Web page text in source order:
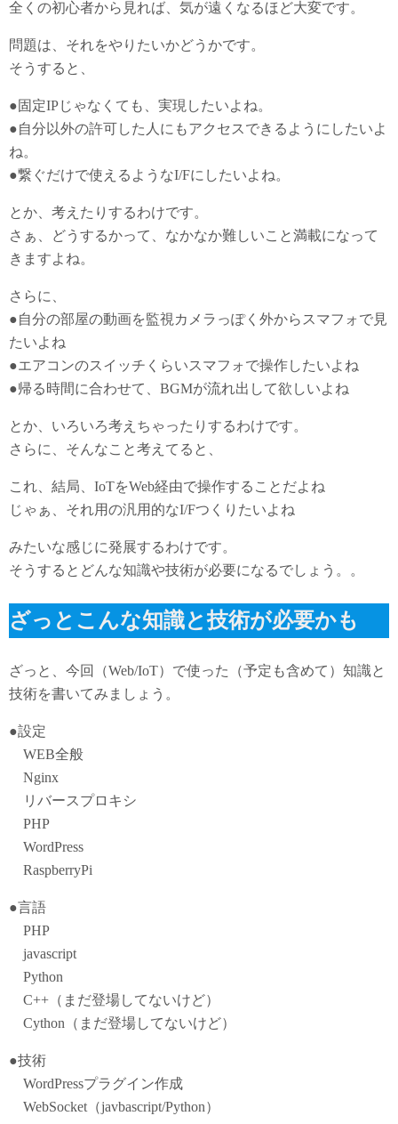
全くの初心者から見れば、気が遠くなるほど大変です。
問題は、それをやりたいかどうかです。
そうすると、
●固定IPじゃなくても、実現したいよね。
●自分以外の許可した人にもアクセスできるようにしたいよ
ね。
●繋ぐだけで使えるようなI/Fにしたいよね。
とか、考えたりするわけです。
さぁ、どうするかって、なかなか難しいこと満載になって
きますよね。
さらに、
●自分の部屋の動画を監視カメラっぽく外からスマフォで見
たいよね
●エアコンのスイッチくらいスマフォで操作したいよね
●帰る時間に合わせて、BGMが流れ出して欲しいよね
とか、いろいろ考えちゃったりするわけです。
さらに、そんなこと考えてると、
これ、結局、IoTをWeb経由で操作することだよね
じゃぁ、それ用の汎用的なI/Fつくりたいよね
みたいな感じに発展するわけです。
そうするとどんな知識や技術が必要になるでしょう。。
ざっとこんな知識と技術が必要かも
ざっと、今回（Web/IoT）で使った（予定も含めて）知識と
技術を書いてみましょう。
●設定
WEB全般
Nginx
リバースプロキシ
PHP
WordPress
RaspberryPi
●言語
PHP
javascript
Python
C++（まだ登場してないけど）
Cython（まだ登場してないけど）
●技術
WordPressプラグイン作成
WebSocket（javbascript/Python）